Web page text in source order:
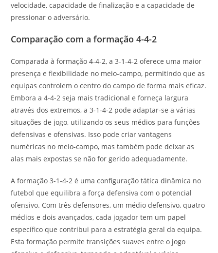
velocidade, capacidade de finalização e a capacidade de
pressionar o adversário.
Comparação com a formação 4-4-2
Comparada à formação 4-4-2, a 3-1-4-2 oferece uma maior
presença e flexibilidade no meio-campo, permitindo que as
equipas controlem o centro do campo de forma mais eficaz.
Embora a 4-4-2 seja mais tradicional e forneça largura
através dos extremos, a 3-1-4-2 pode adaptar-se a várias
situações de jogo, utilizando os seus médios para funções
defensivas e ofensivas. Isso pode criar vantagens
numéricas no meio-campo, mas também pode deixar as
alas mais expostas se não for gerido adequadamente.
A formação 3-1-4-2 é uma configuração tática dinâmica no
futebol que equilibra a força defensiva com o potencial
ofensivo. Com três defensores, um médio defensivo, quatro
médios e dois avançados, cada jogador tem um papel
específico que contribui para a estratégia geral da equipa.
Esta formação permite transições suaves entre o jogo